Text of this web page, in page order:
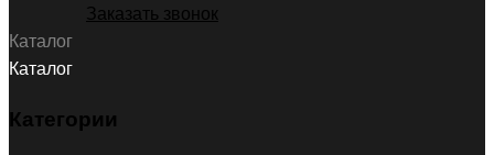
Заказать звонок
Каталог
Каталог
Категории